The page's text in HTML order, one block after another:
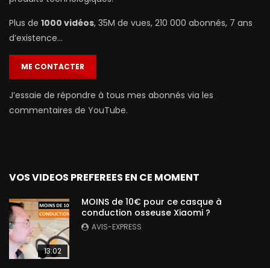
Plus de 1000 vidéos, 35M de vues, 210 000 abonnés, 7 ans
d’existence…
ME CONTACTER
J’essaie de répondre à tous mes abonnés via les
commentaires de YouTube.
VOS VIDEOS PREFEREES EN CE MOMENT
13:02
MOINS de 10€ pour ce casque à
conduction osseuse Xiaomi ?
AVIS-EXPRESS